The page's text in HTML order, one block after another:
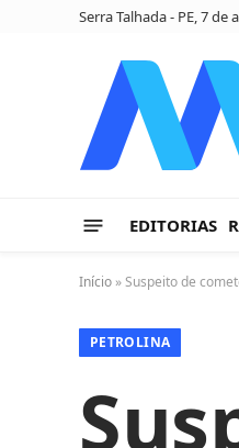
Serra Talhada - PE, 7 de
EDITORIAS
Início »Suspeito de
PETROLINA